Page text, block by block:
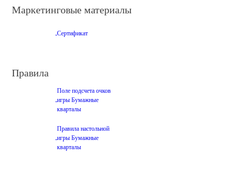
Маркетинговые материалы
Сертификат
Правила
Поле подсчета очков
игры Бумажные
кварталы
Правила настольной
игры Бумажные
кварталы